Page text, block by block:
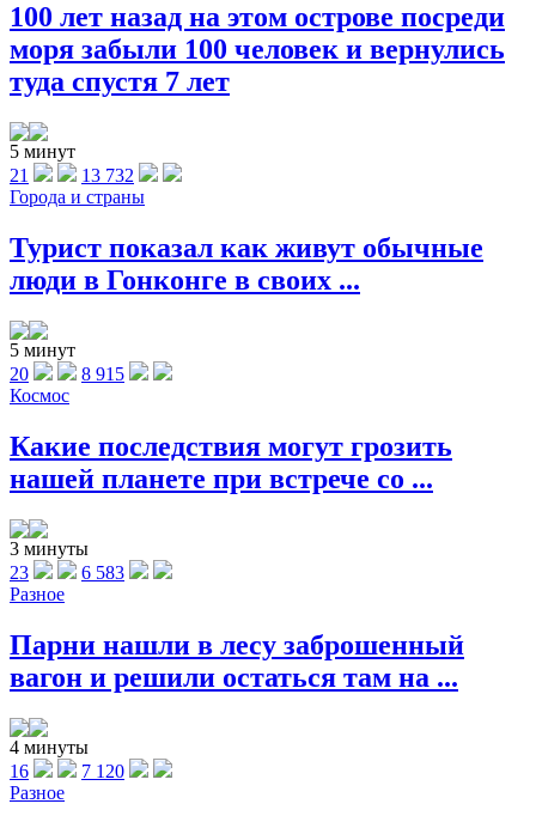
100 лет назад на этом острове посреди
моря забыли 100 человек и вернулись
туда спустя 7 лет
5 минут
21
13 732
Города и страны
Турист показал как живут обычные
люди в Гонконге в своих ...
5 минут
20
8 915
Космос
Какие последствия могут грозить
нашей планете при встрече со ...
3 минуты
23
6 583
Разное
Парни нашли в лесу заброшенный
вагон и решили остаться там на ...
4 минуты
16
7 120
Разное